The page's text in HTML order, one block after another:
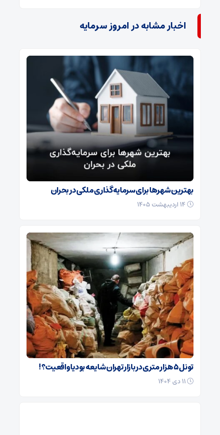
اخبار مشابه در امروز سرمایه
بهترین شهرها برای سرمایه‌گذاری ملکی در بحران
تونل ۵ هزار متری در بازار تهران شایعه بود یا واقعیت؟!